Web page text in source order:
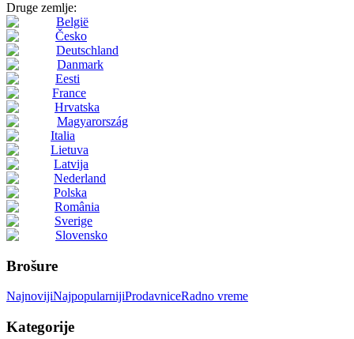
Druge zemlje:
België
Česko
Deutschland
Danmark
Eesti
France
Hrvatska
Magyarország
Italia
Lietuva
Latvija
Nederland
Polska
România
Sverige
Slovensko
Brošure
NajnovijiNajpopularnijiProdavniceRadno vreme
Kategorije